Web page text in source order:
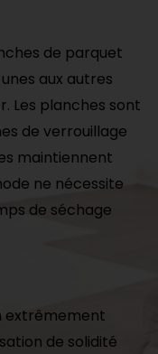
de parquet
aux autres
Les planches sont
de verrouillage
maintiennent
ne nécessite
de séchage
extrêmement
de solidité